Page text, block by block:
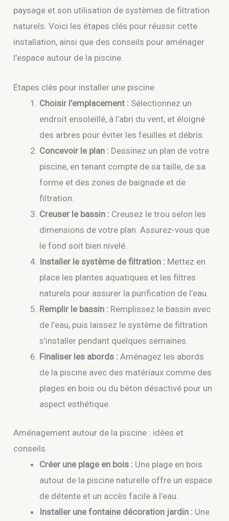
paysage et son utilisation de systèmes de filtration
naturels. Voici les étapes clés pour réussir cette
installation, ainsi que des conseils pour aménager
l’espace autour de la piscine.
Étapes clés pour installer une piscine
Choisir l’emplacement : Sélectionnez un
endroit ensoleillé, à l’abri du vent, et éloigné
des arbres pour éviter les feuilles et débris.
Concevoir le plan : Dessinez un plan de votre
piscine, en tenant compte de sa taille, de sa
forme et des zones de baignade et de
filtration.
Creuser le bassin : Creusez le trou selon les
dimensions de votre plan. Assurez-vous que
le fond soit bien nivelé.
Installer le système de filtration : Mettez en
place les plantes aquatiques et les filtres
naturels pour assurer la purification de l’eau.
Remplir le bassin : Remplissez le bassin avec
de l’eau, puis laissez le système de filtration
s’installer pendant quelques semaines.
Finaliser les abords : Aménagez les abords
de la piscine avec des matériaux comme des
plages en bois ou du béton désactivé pour un
aspect esthétique.
Aménagement autour de la piscine : idées et
conseils
Créer une plage en bois : Une plage en bois
autour de la piscine naturelle offre un espace
de détente et un accès facile à l’eau.
Installer une fontaine décoration jardin : Une